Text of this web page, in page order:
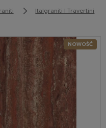
Italgraniti I Travertini
NOWOŚĆ